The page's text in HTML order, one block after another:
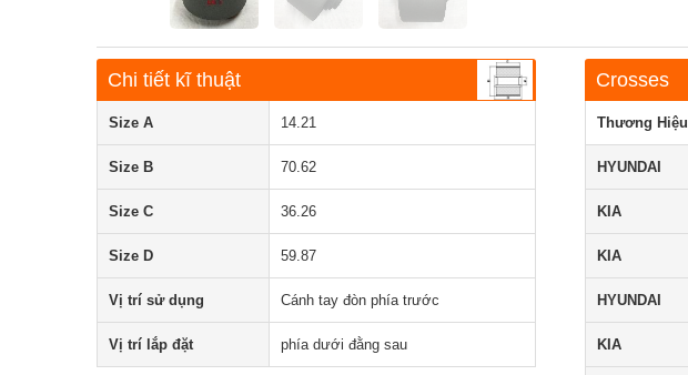
Chi tiết kĩ thuật
Size A 14.21
Size B 70.62
Size C 36.26
Size D 59.87
Vị trí sử dụng Cánh tay đòn phía trước
Vị trí lắp đặt phía dưới đằng sau
Crosses
Thương Hiệu
HYUNDAI
KIA
KIA
HYUNDAI
KIA